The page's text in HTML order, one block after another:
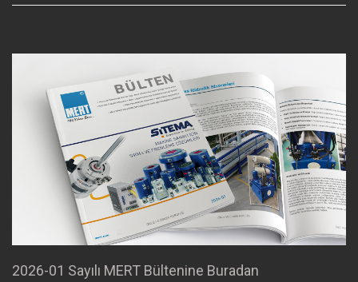
2026-01 Sayılı MERT Bültenine Buradan